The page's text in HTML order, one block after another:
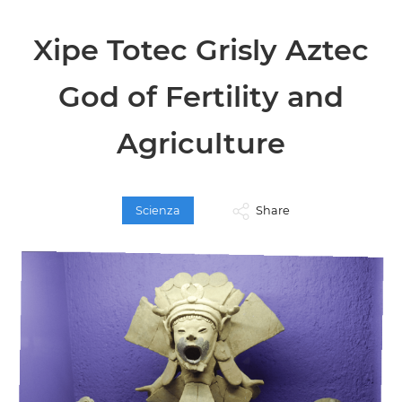
Xipe Totec Grisly Aztec
God of Fertility and
Agriculture
Scienza Share